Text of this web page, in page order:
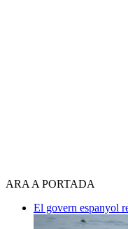
ARA A PORTADA
El govern espanyol